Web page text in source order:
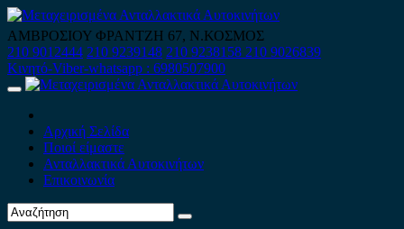
Skip
to
content
ΑΜΒΡΟΣΙΟΥ ΦΡΑΝΤΖΗ 67, Ν.ΚΟΣΜΟΣ
210 9012444 210 9239148 210 9238158 210 9026839
Κινητό-Viber-whatsapp : 6980507900
Primary
Αρχική Σελίδα
Ποιοί είμαστε
Ανταλλακτικά Αυτοκινήτων
Επικοινωνία